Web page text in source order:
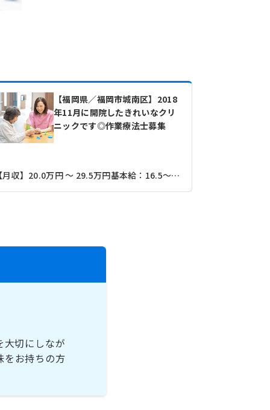
【福岡県／福岡市城南区】2018
年11月に開院したきれいなクリ
ニックです◎作業療法士募集
【月収】20.0万円 ～ 29.5万円基本給：16.5～20万円＋諸手当（資格手当＋職務手当） ※賃金は経験・能力による
大切にしなが
をお持ちの方